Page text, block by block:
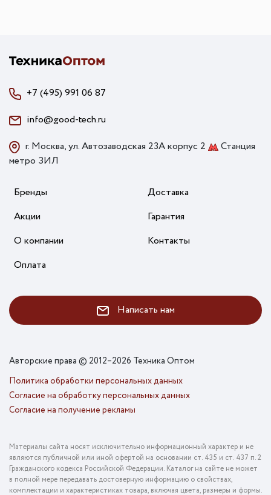
+7 (495) 991 06 87
info@good-tech.ru
г. Москва, ул. Автозаводская 23А корпус 2
Станция
метро ЗИЛ
Бренды
Акции
О компании
Оплата
Доставка
Гарантия
Контакты
Написать нам
Авторские права © 2012–2026 Техника Оптом
Политика обработки персональных данных
Согласие на обработку персональных данных
Согласие на получение рекламы
Материалы сайта носят исключительно информационный характер и не
являются публичной или иной офертой на основании ст. 435 и ст. 437 п. 2
Гражданского кодекса Российской Федерации. Каталог на сайте не может
в полной мере передавать достоверную информацию о свойствах,
комплектации и характеристиках товара, включая цвета, размеры и формы.